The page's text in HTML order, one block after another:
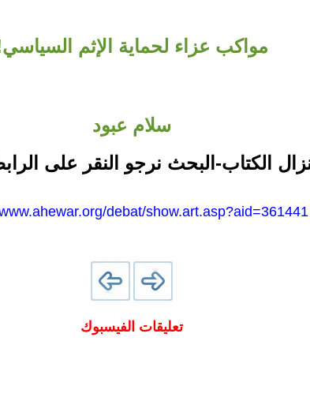
مواكب عزاء لحماية الإثم
سلام عبود
الكتاب-البحث نرجو النقر على
debat/show.art.asp?aid=361441
تعليقات الفيسبوك